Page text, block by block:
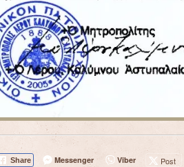
Share Messenger Viber Post